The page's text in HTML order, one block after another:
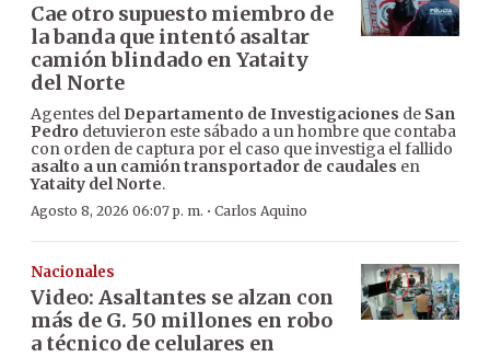
Cae otro supuesto miembro de
la banda que intentó asaltar
camión blindado en Yataity
del Norte
Agentes del Departamento de Investigaciones de San
Pedro detuvieron este sábado a un hombre que contaba
con orden de captura por el caso que investiga el fallido
asalto a un camión transportador de caudales en
Yataity del Norte.
Agosto 8, 2026 06:07 p. m. · Carlos Aquino
Nacionales
Video: Asaltantes se alzan con
más de G. 50 millones en robo
a técnico de celulares en